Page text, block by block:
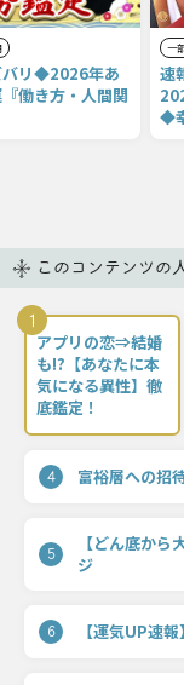
バリ◆2026年あ
働き方・人間関
一
速
◆
このコンテンツの
1
アプリの恋⇒結婚
も!?【あなたに本
気になる異性】徹
底鑑定！
4 富裕層への招
5
【どん底か
ジ
6 【運気UP速